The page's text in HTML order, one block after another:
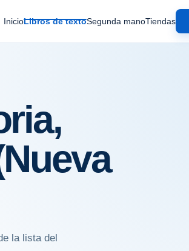
InicioLibros de textoSegunda manoTiendas
la lista del